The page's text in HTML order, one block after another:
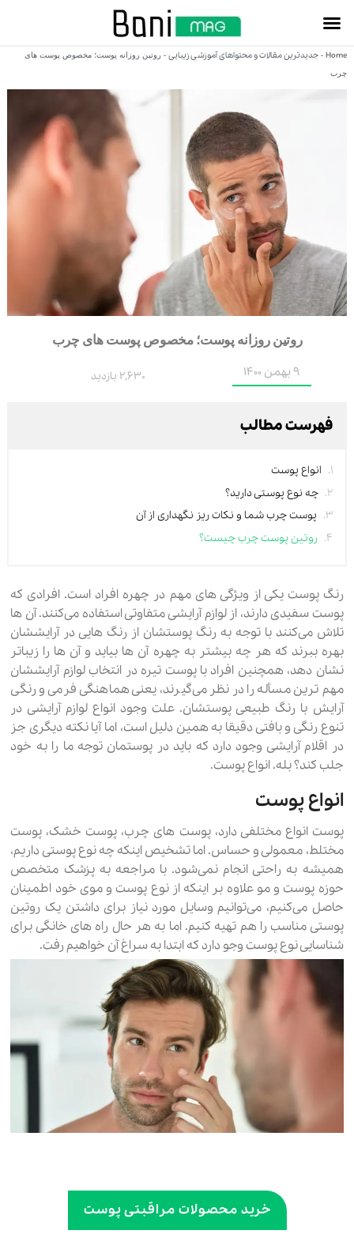
Home
- جدیدترین مقالات و محتواهای آموزشی زیبایی- روتین روزانه پوست؛ مخصوص پوست های
چرب
روتین روزانه پوست؛ مخصوص پوست های چرب
9 بهمن 1400 2,630 بازدید
فهرست مطالب
انواع پوست
چه نوع پوستی دارید؟
پوست چرب شما و نکات ریز نگهداری از آن
روتین پوست چرب چیست؟
رنگ پوست یکی از ویژگی های مهم در چهره افراد است. افرادی که
پوست سفیدی دارند، از لوازم آرایشی متفاوتی استفاده می‌کنند. آن ها
تلاش می‌کنند با توجه به رنگ پوستشان از رنگ هایی در آرایششان
بهره ببرند که هر چه بیشتر به چهره آن‌ ها بیاید و آن ها را زیباتر
نشان دهد، همچنین افراد با پوست تیره در انتخاب لوازم آرایششان
مهم ترین مسأله را در نظر می‌گیرند، یعنی هماهنگی فرمی و رنگی
آرایش با رنگ طبیعی پوستشان. علت وجود انواع لوازم آرایشی در
تنوع رنگی و بافتی دقیقا به همین دلیل است، اما آیا نکته دیگری جز
در اقلام آرایشی وجود دارد که باید در پوستمان توجه ما را به خود
جلب کند؟ بله. انواع پوست.
انواع پوست
پوست انواع مختلفی دارد، پوست های چرب، پوست خشک، پوست
مختلط، معمولی و حساس. اما تشخیص اینکه چه نوع پوستی داریم،
همیشه به راحتی انجام نمی‌شود. با مراجعه به پزشک متخصص
حوزه پوست و مو علاوه بر اینکه از نوع پوست و موی خود اطمینان
حاصل می‌کنیم، می‌توانیم وسایل مورد نیاز برای داشتن یک روتین
پوستی مناسب را هم تهیه کنیم. اما به هر حال راه های خانگی برای
شناسایی نوع پوست وجو دارد که ابتدا به سراغ آن خواهیم رفت.
خرید محصولات مراقبتی پوست